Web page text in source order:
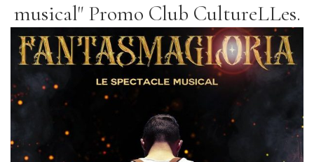
musical" Promo Club CultureLLes.